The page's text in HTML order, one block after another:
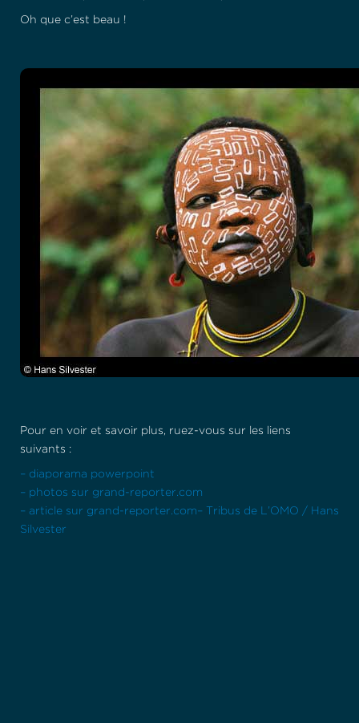
Oh que c’est beau !
Pour en voir et savoir plus, ruez-vous sur les liens
suivants :
– diaporama powerpoint
– photos sur grand-reporter.com
– article sur grand-reporter.com– Tribus de L’OMO / Hans
Silvester